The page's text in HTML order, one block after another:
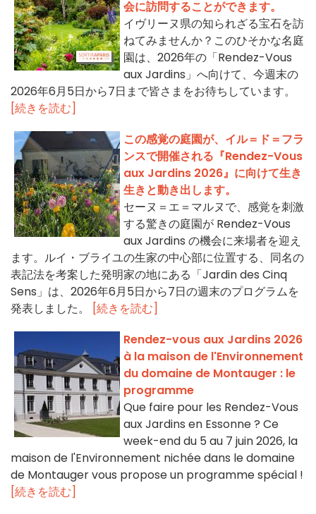
会に訪問することができます。
イヴリーヌ県の知られざる宝石を訪
ねてみませんか？このひそかな名庭
園は、2026年の「Rendez-Vous
aux Jardins」へ向けて、今週末の
2026年6月5日から7日まで皆さまをお待ちしています。
[続きを読む]
この感覚の庭園が、イル＝ド＝フラ
ンスで開催される『Rendez-Vous
aux Jardins 2026』に向けて生き
生きと動き出します。
セーヌ＝エ＝マルヌで、感覚を刺激
する驚きの庭園が Rendez-Vous
aux Jardins の機会に来場者を迎え
ます。ルイ・ブライユの生家の中心部に位置する、同名の
表記法を考案した発明家の地にある「Jardin des Cinq
Sens」は、2026年6月5日から7日の週末のプログラムを
発表しました。
[続きを読む]
Rendez-vous aux Jardins 2026
à la maison de l'Environnement
du domaine de Montauger : le
programme
Que faire pour les Rendez-Vous
aux Jardins en Essonne ? Ce
week-end du 5 au 7 juin 2026, la
maison de l'Environnement nichée dans le domaine
de Montauger vous propose un programme spécial !
[続きを読む]